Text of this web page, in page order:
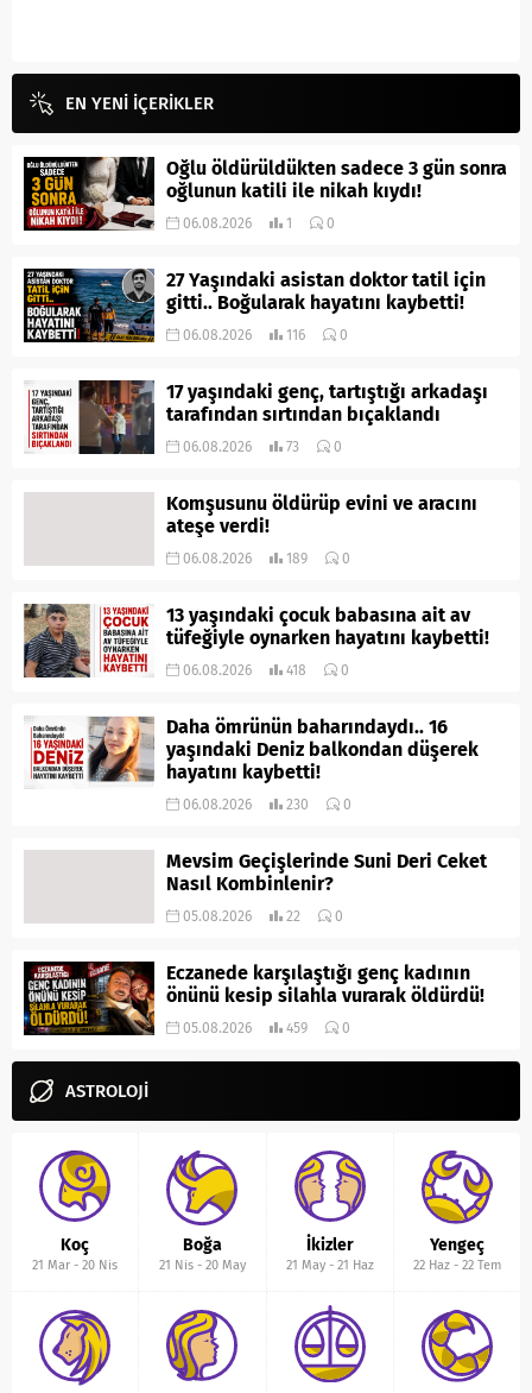
EN YENİ İÇERİKLER
Oğlu öldürüldükten sadece 3 gün sonra
oğlunun katili ile nikah kıydı!
06.08.2026 1 0
27 Yaşındaki asistan doktor tatil için
gitti.. Boğularak hayatını kaybetti!
06.08.2026 116 0
17 yaşındaki genç, tartıştığı arkadaşı
tarafından sırtından bıçaklandı
06.08.2026 73 0
Komşusunu öldürüp evini ve aracını
ateşe verdi!
06.08.2026 189 0
13 yaşındaki çocuk babasına ait av
tüfeğiyle oynarken hayatını kaybetti!
06.08.2026 418 0
Daha ömrünün baharındaydı.. 16
yaşındaki Deniz balkondan düşerek
hayatını kaybetti!
06.08.2026 230 0
Mevsim Geçişlerinde Suni Deri Ceket
Nasıl Kombinlenir?
05.08.2026 22 0
Eczanede karşılaştığı genç kadının
önünü kesip silahla vurarak öldürdü!
05.08.2026 459 0
ASTROLOJİ
Koç
21 Mar -20 Nis
Boğa
21 Nis- 20 May
İkizler
21 May- 21 Haz
Yengeç
22 Haz- 22 Tem